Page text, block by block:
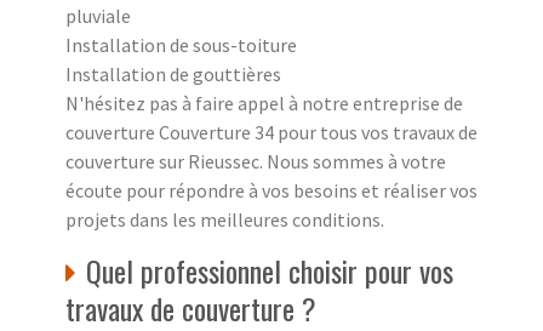
pluviale
Installation de sous-toiture
Installation de gouttières
N'hésitez pas à faire appel à notre entreprise de
couverture Couverture 34 pour tous vos travaux de
couverture sur Rieussec. Nous sommes à votre
écoute pour répondre à vos besoins et réaliser vos
projets dans les meilleures conditions.
Quel professionnel choisir pour vos
travaux de couverture ?